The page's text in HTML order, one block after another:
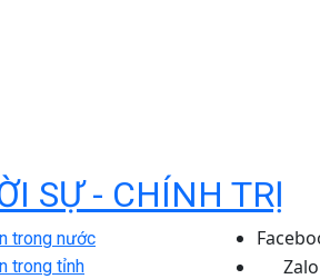
SỰ - CHÍNH TRỊ
trong nước
trong tỉnh
Zalo